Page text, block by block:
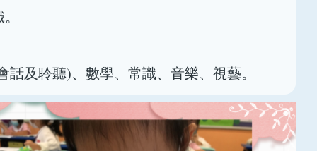
及聆聽)、數學、常識、音樂、視藝。